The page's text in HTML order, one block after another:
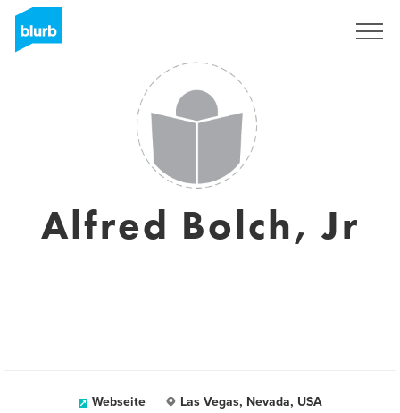
Alfred Bolch, Jr
Webseite Las Vegas, Nevada, USA